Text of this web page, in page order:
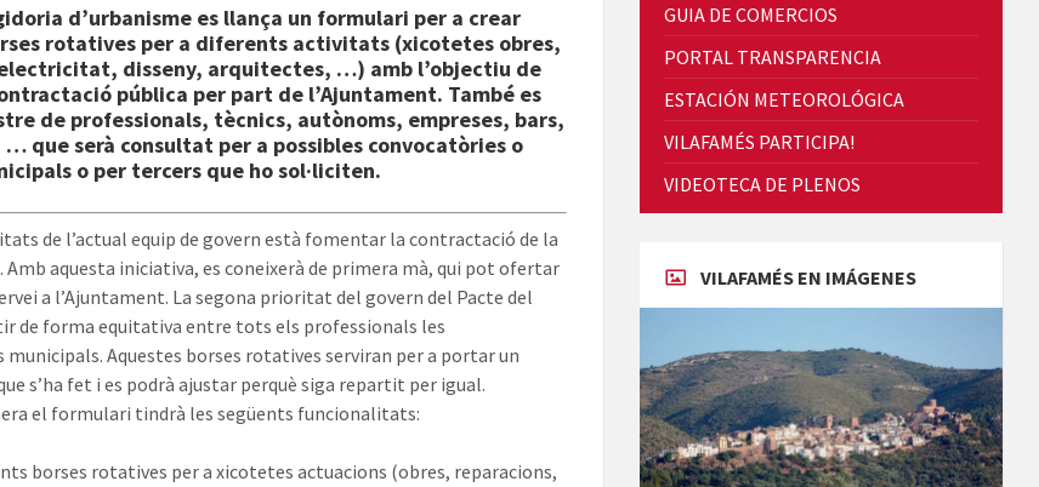
d’urbanisme es llança un formulari per a crear
rotatives per a diferents activitats (xicotetes obres,
disseny, arquitectes, …) amb l’objectiu de
pública per part de l’Ajuntament. També es
de professionals, tècnics, autònoms, empreses, bars,
que serà consultat per a possibles convocatòries o
o per tercers que ho sol·liciten.
de l’actual equip de govern està fomentar la contractació de la
aquesta iniciativa, es coneixerà de primera mà, qui pot ofertar
a l’Ajuntament. La segona prioritat del govern del Pacte del
de forma equitativa entre tots els professionals les
Aquestes borses rotatives serviran per a portar un
s’ha fet i es podrà ajustar perquè siga repartit per igual.
el formulari tindrà les següents funcionalitats:
borses rotatives per a xicotetes actuacions (obres, reparacions,
Cicle de Cine i Dones rurals
Concerts al Museu
GUIA DE COMERCIOS
PORTAL TRANSPARENCIA
ESTACIÓN METEOROLÓGICA
VILAFAMÉS PARTICIPA!
VIDEOTECA DE PLENOS
VILAFAMÉS EN IMÁGENES